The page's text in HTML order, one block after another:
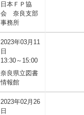
日本ＦＰ協
会 奈良支部
事務所
2023年03月11
日
13:30～15:00
奈良県立図書
情報館
2023年02月26
日